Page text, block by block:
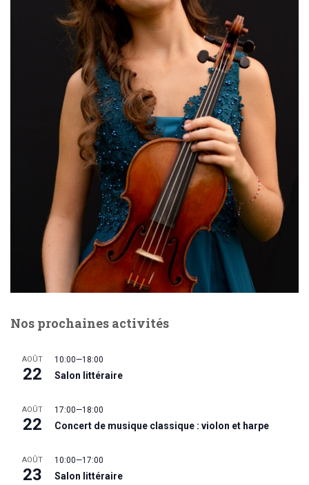
Nos prochaines activités
AOÛT
22
10:00—18:00
Salon littéraire
AOÛT
22
17:00—18:00
Concert de musique classique : violon et harpe
AOÛT
23
10:00—17:00
Salon littéraire